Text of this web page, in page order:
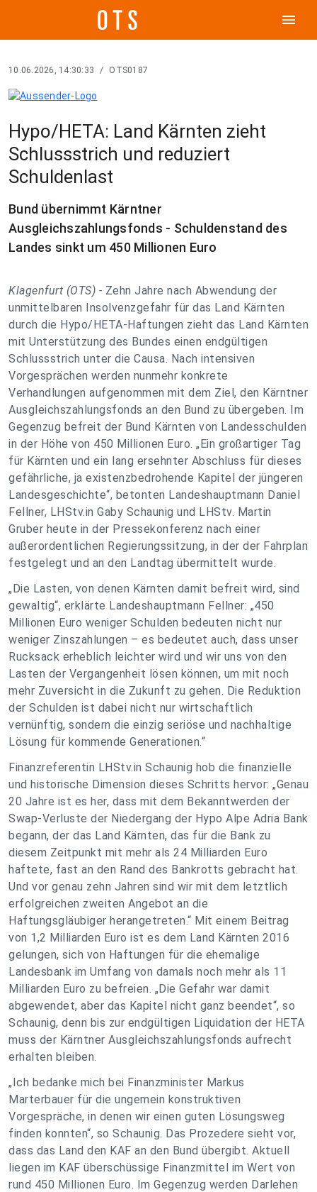
menu
10.06.2026, 14:30:33 / OTS0187
Hypo/HETA: Land Kärnten zieht
Schlussstrich und reduziert
Schuldenlast
Bund übernimmt Kärntner
Ausgleichszahlungsfonds - Schuldenstand des
Landes sinkt um 450 Millionen Euro
Klagenfurt (OTS) - Zehn Jahre nach Abwendung der
unmittelbaren Insolvenzgefahr für das Land Kärnten
durch die Hypo/HETA-Haftungen zieht das Land Kärnten
mit Unterstützung des Bundes einen endgültigen
Schlussstrich unter die Causa. Nach intensiven
Vorgesprächen werden nunmehr konkrete
Verhandlungen aufgenommen mit dem Ziel, den Kärntner
Ausgleichszahlungsfonds an den Bund zu übergeben. Im
Gegenzug befreit der Bund Kärnten von Landesschulden
in der Höhe von 450 Millionen Euro. „Ein großartiger Tag
für Kärnten und ein lang ersehnter Abschluss für dieses
gefährliche, ja existenzbedrohende Kapitel der jüngeren
Landesgeschichte“, betonten Landeshauptmann Daniel
Fellner, LHStv.in Gaby Schaunig und LHStv. Martin
Gruber heute in der Pressekonferenz nach einer
außerordentlichen Regierungssitzung, in der der Fahrplan
festgelegt und an den Landtag übermittelt wurde.
„Die Lasten, von denen Kärnten damit befreit wird, sind
gewaltig“, erklärte Landeshauptmann Fellner: „450
Millionen Euro weniger Schulden bedeuten nicht nur
weniger Zinszahlungen – es bedeutet auch, dass unser
Rucksack erheblich leichter wird und wir uns von den
Lasten der Vergangenheit lösen können, um mit noch
mehr Zuversicht in die Zukunft zu gehen. Die Reduktion
der Schulden ist dabei nicht nur wirtschaftlich
vernünftig, sondern die einzig seriöse und nachhaltige
Lösung für kommende Generationen.“
Finanzreferentin LHStv.in Schaunig hob die finanzielle
und historische Dimension dieses Schritts hervor: „Genau
20 Jahre ist es her, dass mit dem Bekanntwerden der
Swap-Verluste der Niedergang der Hypo Alpe Adria Bank
begann, der das Land Kärnten, das für die Bank zu
diesem Zeitpunkt mit mehr als 24 Milliarden Euro
haftete, fast an den Rand des Bankrotts gebracht hat.
Und vor genau zehn Jahren sind wir mit dem letztlich
erfolgreichen zweiten Angebot an die
Haftungsgläubiger herangetreten.“ Mit einem Beitrag
von 1,2 Milliarden Euro ist es dem Land Kärnten 2016
gelungen, sich von Haftungen für die ehemalige
Landesbank im Umfang von damals noch mehr als 11
Milliarden Euro zu befreien. „Die Gefahr war damit
abgewendet, aber das Kapitel nicht ganz beendet“, so
Schaunig, denn bis zur endgültigen Liquidation der HETA
muss der Kärntner Ausgleichszahlungsfonds aufrecht
erhalten bleiben.
„Ich bedanke mich bei Finanzminister Markus
Marterbauer für die ungemein konstruktiven
Vorgespräche, in denen wir einen guten Lösungsweg
finden konnten“, so Schaunig. Das Prozedere sieht vor,
dass das Land den KAF an den Bund übergibt. Aktuell
liegen im KAF überschüssige Finanzmittel im Wert von
rund 450 Millionen Euro. Im Gegenzug werden Darlehen